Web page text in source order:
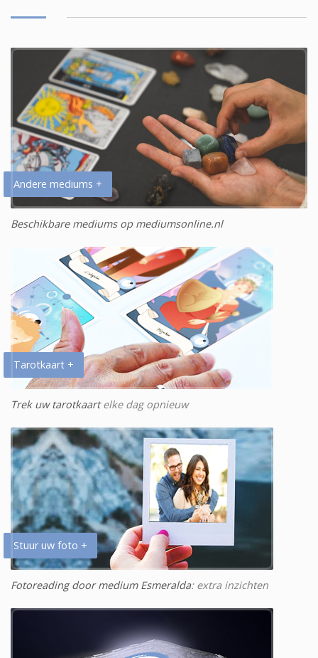
Andere mediums +
Beschikbare mediums op mediumsonline.nl
Tarotkaart +
Trek uw tarotkaartelke dag opnieuw
Stuur uw foto +
Fotoreading door medium Esmeralda: extra inzichten